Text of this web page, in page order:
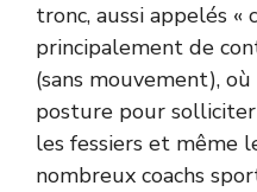
tronc, aussi appelés «
principalement de
(sans mouvement),
posture pour
les fessiers et même
nombreux coachs